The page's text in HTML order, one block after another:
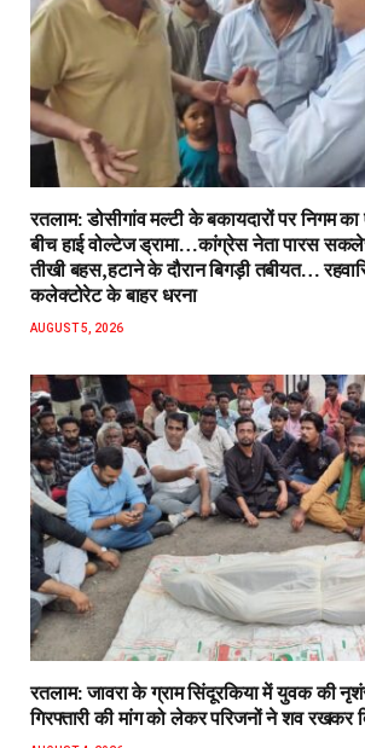
रतलाम: डोसीगांव मल्टी के बकायदारों पर निगम
बीच हाई वोल्टेज ड्रामा…कांग्रेस नेता पारस
तीखी बहस,हटाने के दौरान बिगड़ी तबीयत…
कलेक्टोरेट के बाहर धरना
AUGUST 5, 2026
रतलाम: जावरा के ग्राम सिंदूरकिया में युवक की
गिरफ्तारी की मांग को लेकर परिजनों ने शव रखकर